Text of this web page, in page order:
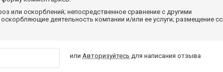
или оскорблений; непосредственное сравнение с другими
деятельность компании и/или ее услуги; размещение
илиАвторизуйтесь для написания отзыва